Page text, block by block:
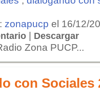
zonapucp el 16/12/
| Descargar
Zona PUCP...
con Sociales